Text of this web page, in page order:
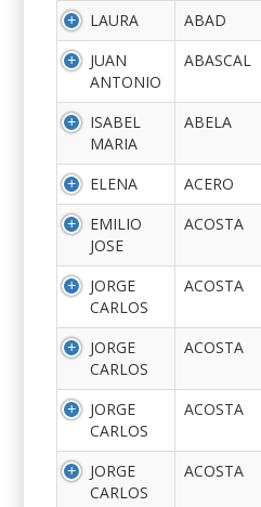
LAURA
ABAD
JUAN
ANTONIO
ABASCAL
ISABEL
MARIA
ABELA
ELENA ACERO
EMILIO
JOSE
ACOSTA
JORGE
CARLOS
ACOSTA
JORGE
CARLOS
ACOSTA
JORGE
CARLOS
ACOSTA
JORGE
CARLOS
ACOSTA